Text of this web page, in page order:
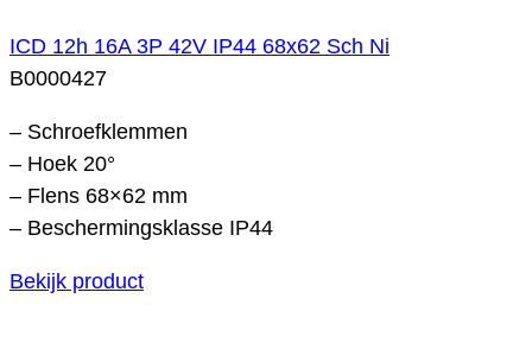
ICD 12h 16A 3P 42V IP44 68x62 Sch Ni
B0000427
– Schroefklemmen
– Hoek 20°
– Flens 68×62 mm
– Beschermingsklasse IP44
Bekijk product